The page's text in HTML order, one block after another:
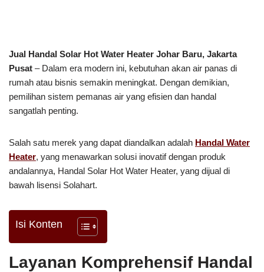
Jual Handal Solar Hot Water Heater Johar Baru, Jakarta
Pusat – Dalam era modern ini, kebutuhan akan air panas di
rumah atau bisnis semakin meningkat. Dengan demikian,
pemilihan sistem pemanas air yang efisien dan handal
sangatlah penting.
Salah satu merek yang dapat diandalkan adalah Handal Water
Heater, yang menawarkan solusi inovatif dengan produk
andalannya, Handal Solar Hot Water Heater, yang dijual di
bawah lisensi Solahart.
Isi Konten
Layanan Komprehensif Handal